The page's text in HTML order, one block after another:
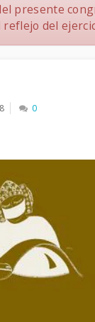
presente
del
0